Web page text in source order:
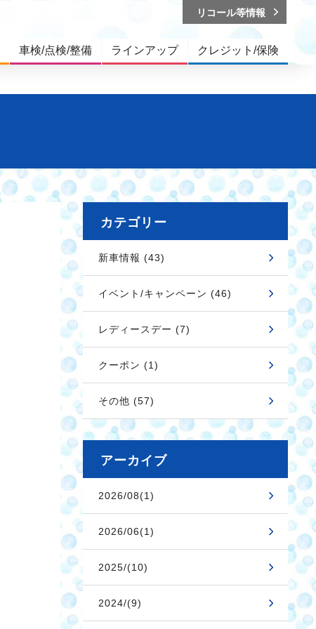
車検/点検/整備 ラインアップ クレジット/保険
リコール等情報
カテゴリー
新車情報 (43)
イベント/キャンペーン (46)
レディースデー (7)
クーポン (1)
その他 (57)
アーカイブ
2026/08(1)
2026/06(1)
2025/(10)
2024/(9)